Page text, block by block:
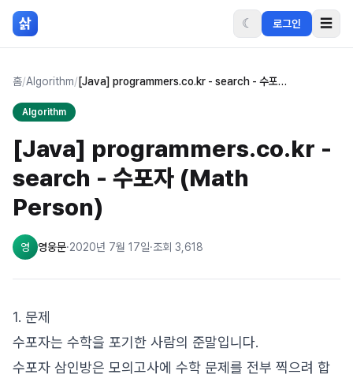
본문 바로가기
삵 ☾ 로그인 ☰
홈/Algorithm/ [Java] programmers.co.kr - search - 수포자 (Math Person)
Algorithm
[Java] programmers.co.kr -
search - 수포자 (Math
Person)
영 영웅문·2020년 7월 17일·조회 3,618
1. 문제
수포자는 수학을 포기한 사람의 준말입니다.
수포자 삼인방은 모의고사에 수학 문제를 전부 찍으려 합